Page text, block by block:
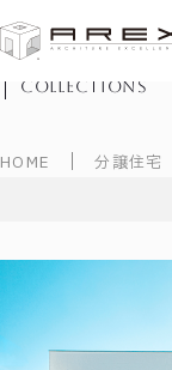
作品紹介
collections
HOME 分譲住宅